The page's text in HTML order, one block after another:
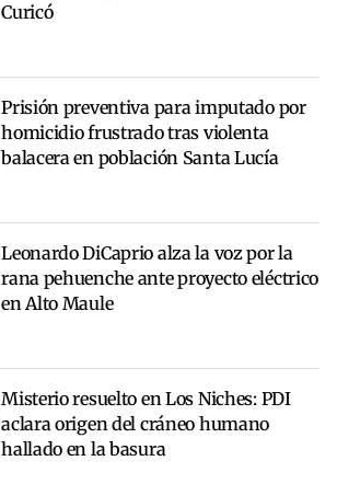
Curicó
Prisión preventiva para imputado por
homicidio frustrado tras violenta
balacera en población Santa Lucía
Leonardo DiCaprio alza la voz por la
rana pehuenche ante proyecto eléctrico
en Alto Maule
Misterio resuelto en Los Niches: PDI
aclara origen del cráneo humano
hallado en la basura